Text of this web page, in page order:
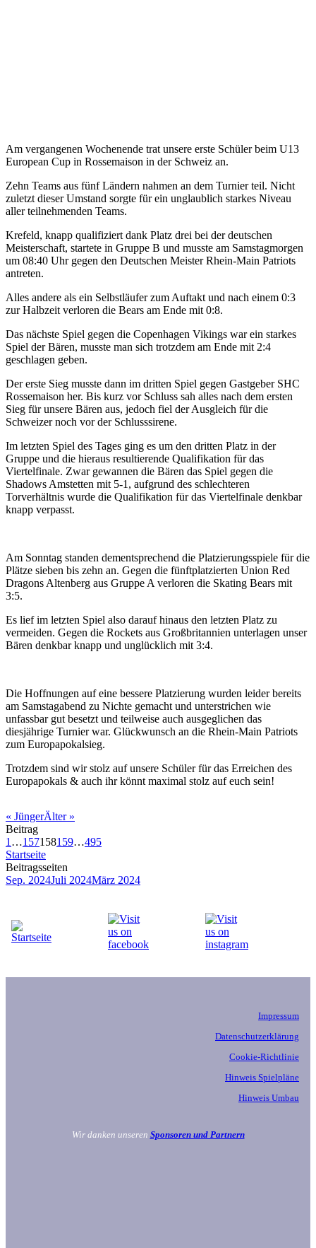
Am vergangenen Wochenende trat unsere erste Schüler beim U13
European Cup in Rossemaison in der Schweiz an.
Zehn Teams aus fünf Ländern nahmen an dem Turnier teil. Nicht
zuletzt dieser Umstand sorgte für ein unglaublich starkes Niveau
aller teilnehmenden Teams.
Krefeld, knapp qualifiziert dank Platz drei bei der deutschen
Meisterschaft, startete in Gruppe B und musste am Samstagmorgen
um 08:40 Uhr gegen den Deutschen Meister Rhein-Main Patriots
antreten.
Alles andere als ein Selbstläufer zum Auftakt und nach einem 0:3
zur Halbzeit verloren die Bears am Ende mit 0:8.
Das nächste Spiel gegen die Copenhagen Vikings war ein starkes
Spiel der Bären, musste man sich trotzdem am Ende mit 2:4
geschlagen geben.
Der erste Sieg musste dann im dritten Spiel gegen Gastgeber SHC
Rossemaison her. Bis kurz vor Schluss sah alles nach dem ersten
Sieg für unsere Bären aus, jedoch fiel der Ausgleich für die
Schweizer noch vor der Schlusssirene.
Im letzten Spiel des Tages ging es um den dritten Platz in der
Gruppe und die hieraus resultierende Qualifikation für das
Viertelfinale. Zwar gewannen die Bären das Spiel gegen die
Shadows Amstetten mit 5-1, aufgrund des schlechteren
Torverhältnis wurde die Qualifikation für das Viertelfinale denkbar
knapp verpasst.
Am Sonntag standen dementsprechend die Platzierungsspiele für die
Plätze sieben bis zehn an. Gegen die fünftplatzierten Union Red
Dragons Altenberg aus Gruppe A verloren die Skating Bears mit
3:5.
Es lief im letzten Spiel also darauf hinaus den letzten Platz zu
vermeiden. Gegen die Rockets aus Großbritannien unterlagen unser
Bären denkbar knapp und unglücklich mit 3:4.
Die Hoffnungen auf eine bessere Platzierung wurden leider bereits
am Samstagabend zu Nichte gemacht und unterstrichen wie
unfassbar gut besetzt und teilweise auch ausgeglichen das
diesjährige Turnier war. Glückwunsch an die Rhein-Main Patriots
zum Europapokalsieg.
Trotzdem sind wir stolz auf unsere Schüler für das Erreichen des
Europapokals & auch ihr könnt maximal stolz auf euch sein!
« JüngerÄlter »
Beitrag
1 …157158159…495
Startseite
Beitragsseiten
Sep. 2024Juli 2024März 2024
Impressum
Datenschutzerklärung
Cookie-Richtlinie
Hinweis Spielpläne
Hinweis Umbau
Wir danken unseren Sponsoren und Partnern